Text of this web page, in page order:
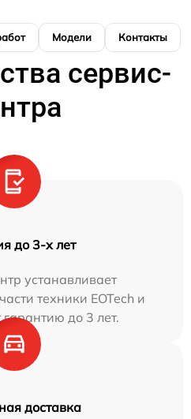
Модели Контакты
сервис-
до 3-х лет
устанавливает
техники EOTech и
гарантию до 3 лет.
доставка